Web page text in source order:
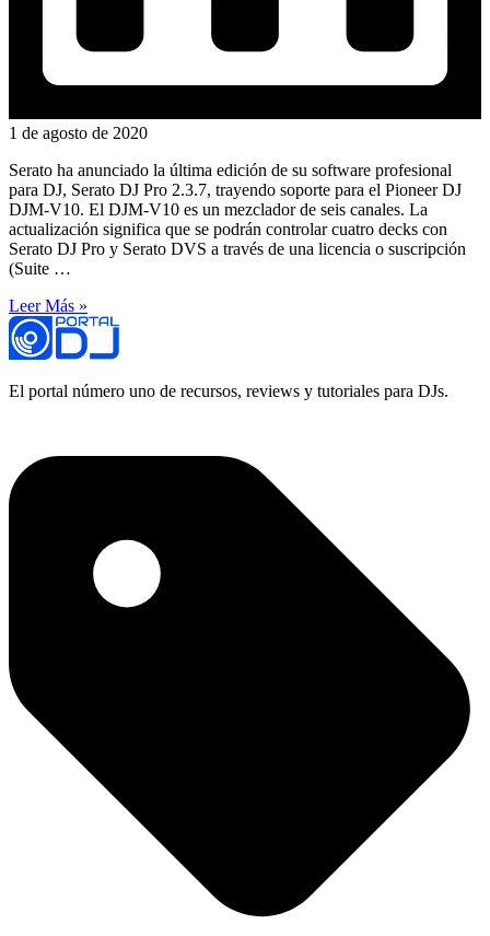
1 de agosto de 2020
Serato ha anunciado la última edición de su software profesional
para DJ, Serato DJ Pro 2.3.7, trayendo soporte para el Pioneer DJ
DJM-V10. El DJM-V10 es un mezclador de seis canales. La
actualización significa que se podrán controlar cuatro decks con
Serato DJ Pro y Serato DVS a través de una licencia o suscripción
(Suite …
Leer Más »
El portal número uno de recursos, reviews y tutoriales para DJs.